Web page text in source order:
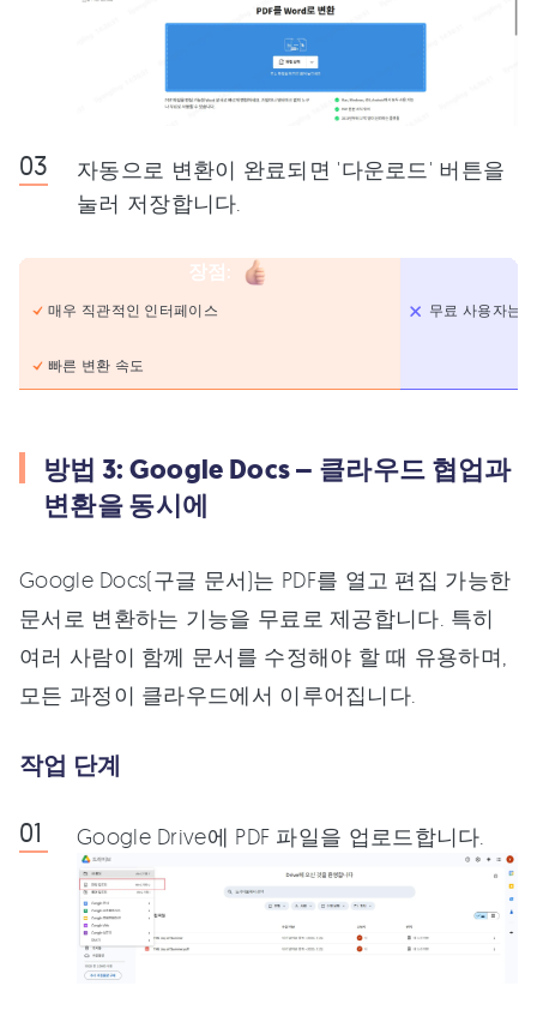
자동으로 변환이 완료되면 '다운로드' 버튼을
눌러 저장합니다.
장점 :
매우 직관적인 인터페이스
빠른 변환 속도
무료 사용자는
방법 3: Google Docs – 클라우드 협업과
변환을 동시에
Google Docs(구글 문서)는 PDF를 열고 편집 가능한
문서로 변환하는 기능을 무료로 제공합니다. 특히
여러 사람이 함께 문서를 수정해야 할 때 유용하며,
모든 과정이 클라우드에서 이루어집니다.
작업 단계
Google Drive에 PDF 파일을 업로드합니다.